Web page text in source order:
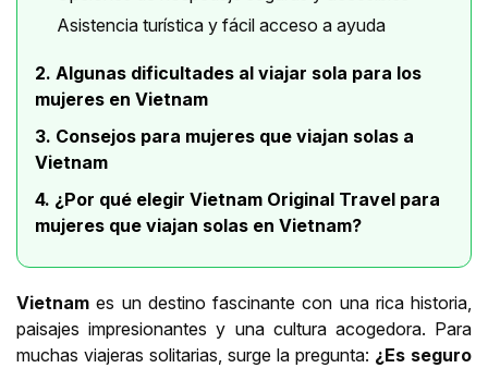
Asistencia turística y fácil acceso a ayuda
2. Algunas dificultades al viajar sola para los
mujeres en Vietnam
3. Consejos para mujeres que viajan solas a
Vietnam
4. ¿Por qué elegir Vietnam Original Travel para
mujeres que viajan solas en Vietnam?
Vietnam es un destino fascinante con una rica historia,
paisajes impresionantes y una cultura acogedora. Para
muchas viajeras solitarias, surge la pregunta: ¿Es seguro